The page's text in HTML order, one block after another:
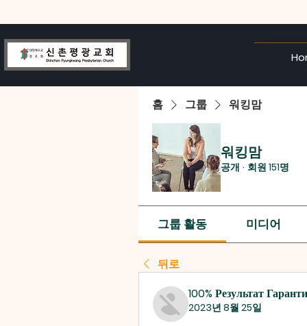
홈 그룹 워킹맘
워킹맘
공개 · 회원 151명
그룹 활동 미디어
뒤로
100% Результат
2023년 8월 25일